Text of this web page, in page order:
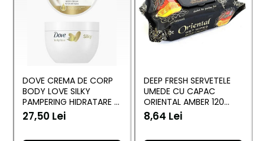
DOVE CREMA DE CORP
BODY LOVE SILKY
PAMPERING HIDRATARE &
NUTRITIE 300 ML
27,50 Lei
DEEP FRESH SERVETELE
UMEDE CU CAPAC
ORIENTAL AMBER 120
BUC
8,64 Lei